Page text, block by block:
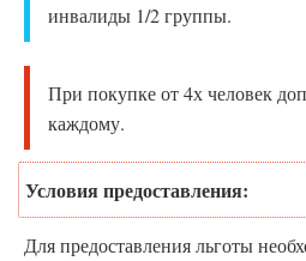
инвалиды 1/2 группы.
При покупке от 4х человек
каждому.
Условия предоставления:
Для предоставления льготы